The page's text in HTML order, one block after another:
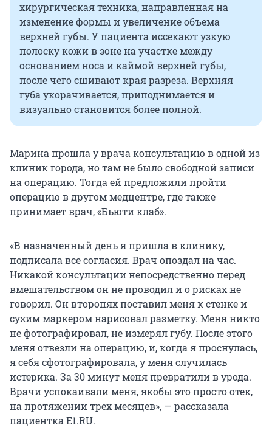
хирургическая техника, направленная на
изменение формы и увеличение объема
верхней губы. У пациента иссекают узкую
полоску кожи в зоне на участке между
основанием носа и каймой верхней губы,
после чего сшивают края разреза. Верхняя
губа укорачивается, приподнимается и
визуально становится более полной.
Марина прошла у врача консультацию в одной из
клиник города, но там не было свободной записи
на операцию. Тогда ей предложили пройти
операцию в другом медцентре, где также
принимает врач, «Бьюти клаб».
«В назначенный день я пришла в клинику,
подписала все согласия. Врач опоздал на час.
Никакой консультации непосредственно перед
вмешательством он не проводил и о рисках не
говорил. Он второпях поставил меня к стенке и
сухим маркером нарисовал разметку. Меня никто
не фотографировал, не измерял губу. После этого
меня отвезли на операцию, и, когда я проснулась,
я себя сфотографировала, у меня случилась
истерика. За 30 минут меня превратили в урода.
Врачи успокаивали меня, якобы это просто отек,
на протяжении трех месяцев», — рассказала
пациентка E1.RU.